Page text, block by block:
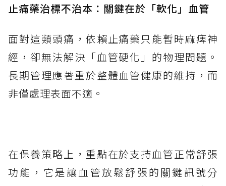
止痛藥治標不治本：關鍵在於「軟化」血管
面對這類頭痛，依賴止痛藥只能暫時麻痺神
經，卻無法解決「血管硬化」的物理問題。
長期管理應著重於整體血管健康的維持，而
非僅處理表面不適。
在保養策略上，重點在於支持血管正常舒張
功能，它是讓血管放鬆舒張的關鍵訊號分